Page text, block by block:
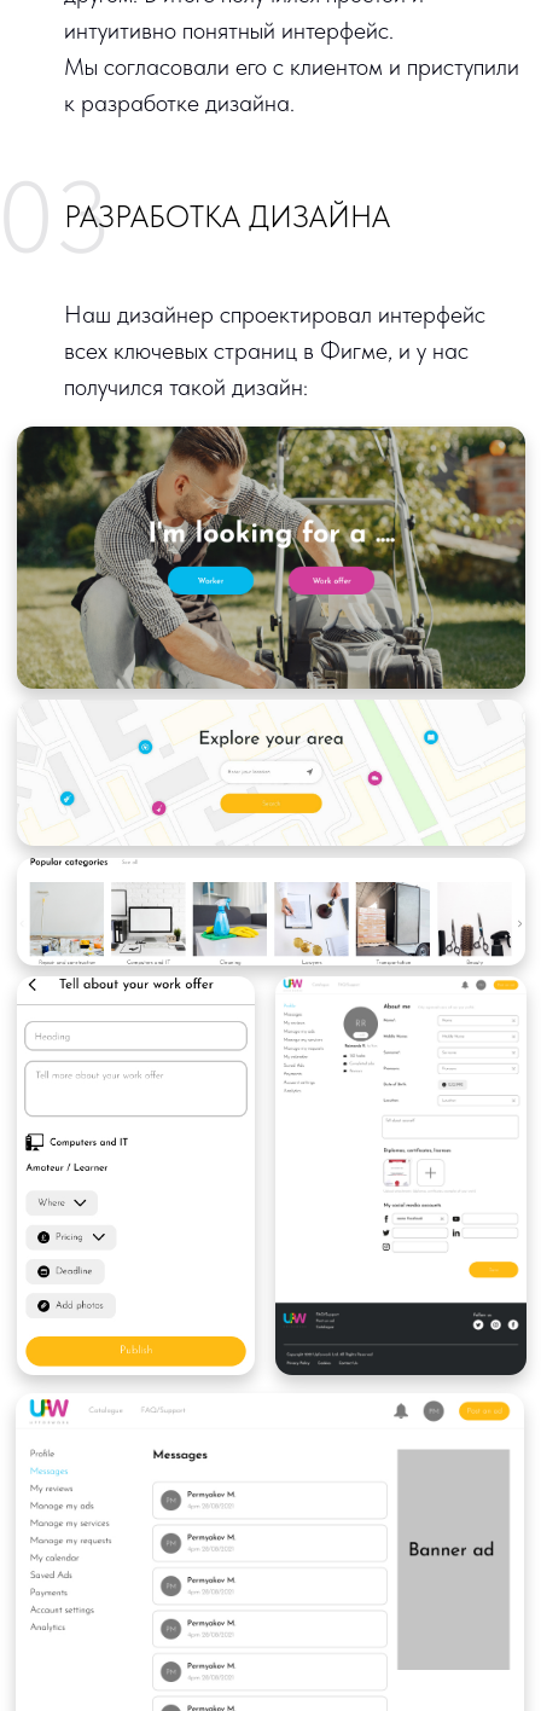
РЕЗУЛЬТАТЫ
После согласования дизайна мы передали
проект компании «ВебМедведь». Сейчас она
работает над версткой и реализацией
мобильного приложения для Android и IOS.
Ожидается, что проект будет запущен к концу